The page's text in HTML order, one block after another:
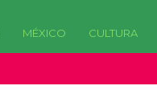
MÉXICO CULTURA